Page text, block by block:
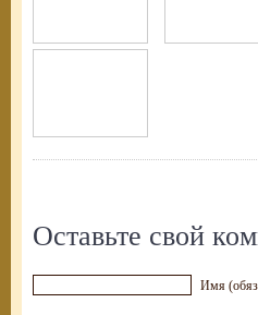
Оставьте свой
Имя